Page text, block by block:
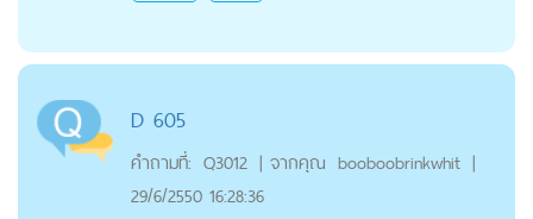
D 605
คำถามที่: Q3012 | จากคุณ booboobrinkwhit |
29/6/2550 16:28:36